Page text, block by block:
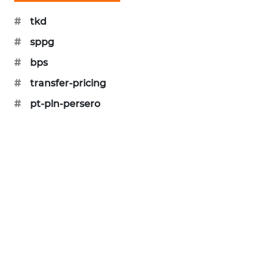
#
tkd
#
sppg
#
bps
#
transfer-pricing
#
pt-pln-persero
PORTAL
KONSUMEN
FORWAMKI
ALPERKLINAS